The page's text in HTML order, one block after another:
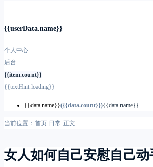
{{userData.name}}
个人中心
后台
{{item.count}}
{{textHint.loading}}
{{data.name}}({{data.count}}){{data.name}}
当前位置： 首页-日常-正文
女人如何自己安慰自己动